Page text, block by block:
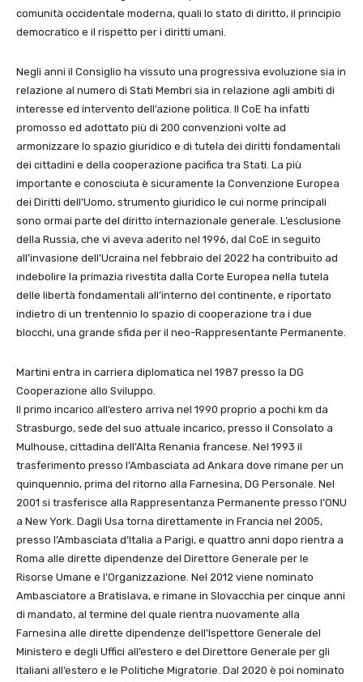
comunità occidentale moderna, quali lo stato di diritto, il principio
democratico e il rispetto per i diritti umani.
Negli anni il Consiglio ha vissuto una progressiva evoluzione sia in
relazione al numero di Stati Membri sia in relazione agli ambiti di
interesse ed intervento dell’azione politica. Il CoE ha infatti
promosso ed adottato più di 200 convenzioni volte ad
armonizzare lo spazio giuridico e di tutela dei diritti fondamentali
dei cittadini e della cooperazione pacifica tra Stati. La più
importante e conosciuta è sicuramente la Convenzione Europea
dei Diritti dell’Uomo, strumento giuridico le cui norme principali
sono ormai parte del diritto internazionale generale. L’esclusione
della Russia, che vi aveva aderito nel 1996, dal CoE in seguito
all’invasione dell’Ucraina nel febbraio del 2022 ha contribuito ad
indebolire la primazia rivestita dalla Corte Europea nella tutela
delle libertà fondamentali all’interno del continente, e riportato
indietro di un trentennio lo spazio di cooperazione tra i due
blocchi, una grande sfida per il neo-Rappresentante Permanente.
Martini entra in carriera diplomatica nel 1987 presso la DG
Cooperazione allo Sviluppo.
Il primo incarico all’estero arriva nel 1990 proprio a pochi km da
Strasburgo, sede del suo attuale incarico, presso il Consolato a
Mulhouse, cittadina dell’Alta Renania francese. Nel 1993 il
trasferimento presso l’Ambasciata ad Ankara dove rimane per un
quinquennio, prima del ritorno alla Farnesina, DG Personale. Nel
2001 si trasferisce alla Rappresentanza Permanente presso l’ONU
a New York. Dagli Usa torna direttamente in Francia nel 2005,
presso l’Ambasciata d’Italia a Parigi, e quattro anni dopo rientra a
Roma alle dirette dipendenze del Direttore Generale per le
Risorse Umane e l’Organizzazione. Nel 2012 viene nominato
Ambasciatore a Bratislava, e rimane in Slovacchia per cinque anni
di mandato, al termine del quale rientra nuovamente alla
Farnesina alle dirette dipendenze dell’Ispettore Generale del
Ministero e degli Uffici all’estero e del Direttore Generale per gli
Italiani all’estero e le Politiche Migratorie. Dal 2020 è poi nominato